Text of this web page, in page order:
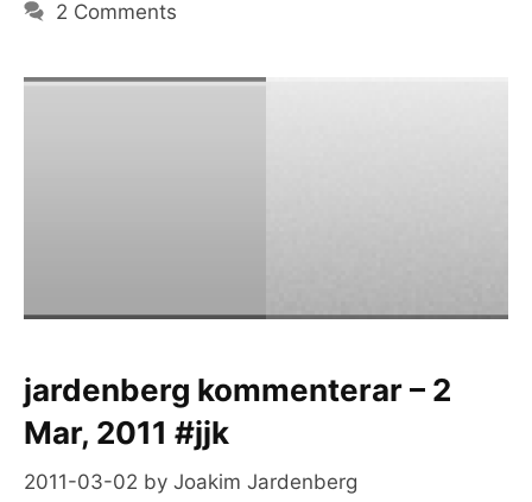
2 Comments
jardenberg kommenterar – 2
Mar, 2011 #jjk
2011-03-02 by Joakim Jardenberg